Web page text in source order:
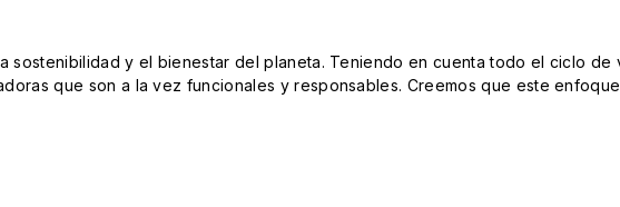
sostenibilidad y el bienestar del planeta. Teniendo en cuenta todo el ciclo
que son a la vez funcionales y responsables. Creemos que este